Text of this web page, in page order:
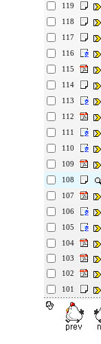
119
118
117
116
115
114
113
112
111
110
109
108
107
106
105
104
103
102
101